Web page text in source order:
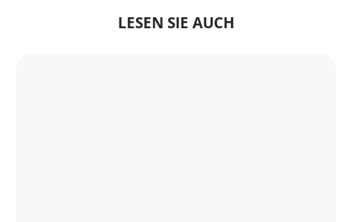
LESEN SIE AUCH